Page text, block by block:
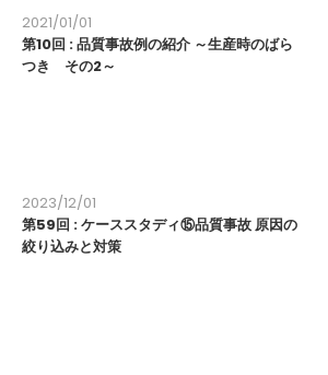
2021/01/01
第10回 : 品質事故例の紹介 ～生産時のばら
つき その2～
2023/12/01
第59回 : ケーススタディ⑮品質事故 原因の
絞り込みと対策